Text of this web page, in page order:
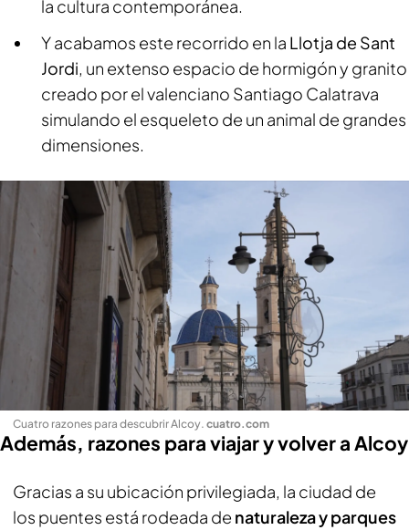
la cultura contemporánea.
Y acabamos este recorrido en la Llotja de Sant
Jordi, un extenso espacio de hormigón y granito
creado por el valenciano Santiago Calatrava
simulando el esqueleto de un animal de grandes
dimensiones.
Cuatro razones para descubrir Alcoy. cuatro.com
Además, razones para viajar y volver a Alcoy
Gracias a su ubicación privilegiada, la ciudad de
los puentes está rodeada de naturaleza y parques